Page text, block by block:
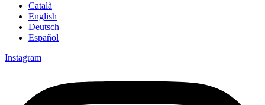
Català
English
Deutsch
Español
Instagram